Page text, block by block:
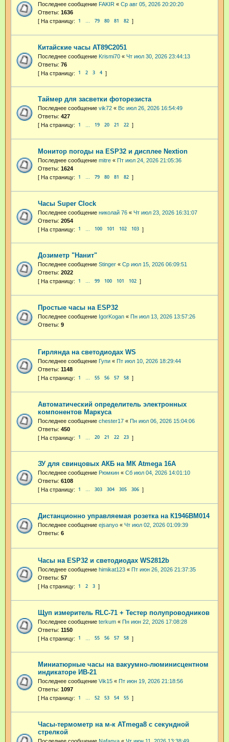
Последнее сообщение FAKIR « Ср авг 05, 2026 20:20:20
Ответы: 1636
1 … 79 80 81 82
Китайские часы AT89C2051
Последнее сообщение Krismi70 « Чт июл 30, 2026 23:44:13
Ответы: 76
1 2 3 4
Таймер для засветки фоторезиста
Последнее сообщение vik72 « Вс июл 26, 2026 16:54:49
Ответы: 427
1 19 20 21 22
Монитор погоды на ESP32 и дисплее Nextion
Последнее сообщение mitre « Пт июл 24, 2026 21:05:36
Ответы: 1624
1 … 79 80 81 82
Часы Super Clock
Последнее сообщение николай 76 « Чт июл 23, 2026 16:31:07
Ответы: 2054
1 100 101 102 103
Дозиметр "Нанит"
Последнее сообщение Stinger « Ср июл 15, 2026 06:09:51
Ответы: 2022
1 … 99 100 101 102
Простые часы на ESP32
Последнее сообщение IgorKogan « Пн июл 13, 2026 13:57:26
Ответы: 9
Гирлянда на светодиодах WS
Последнее сообщение Гупи « Пт июл 10, 2026 18:29:44
Ответы: 1148
1 … 55 56 57 58
Автоматический определитель электронных
компонентов Маркуса
Последнее сообщение chester17 « Пн июл 06, 2026 15:04:06
Ответы: 450
1 20 21 22 23
ЗУ для свинцовых АКБ на МК Atmega 16А
Последнее сообщение Рюмкин « Сб июл 04, 2026 14:01:10
Ответы: 6108
1 … 303 304 305 306
Дистанционно управляемая розетка на К1946ВМ014
Последнее сообщение ejsanyo « Чт июл 02, 2026 01:09:39
Ответы: 6
Часы на ESP32 и светодиодах WS2812b
Последнее сообщение himikat123 « Пт июн 26, 2026 21:37:35
Ответы: 57
1 2 3
Щуп измеритель RLC-71 + Тестер полупроводников
Последнее сообщение terkum « Пн июн 22, 2026 17:08:28
Ответы: 1150
1 55 56 57 58
Миниатюрные часы на вакуумно-люминисцентном
индикаторе ИВ-21
Последнее сообщение Vik15 « Пт июн 19, 2026 21:18:56
Ответы: 1097
1 … 52 53 54 55
Часы-термометр на м-к ATmega8 с секундной
стрелкой